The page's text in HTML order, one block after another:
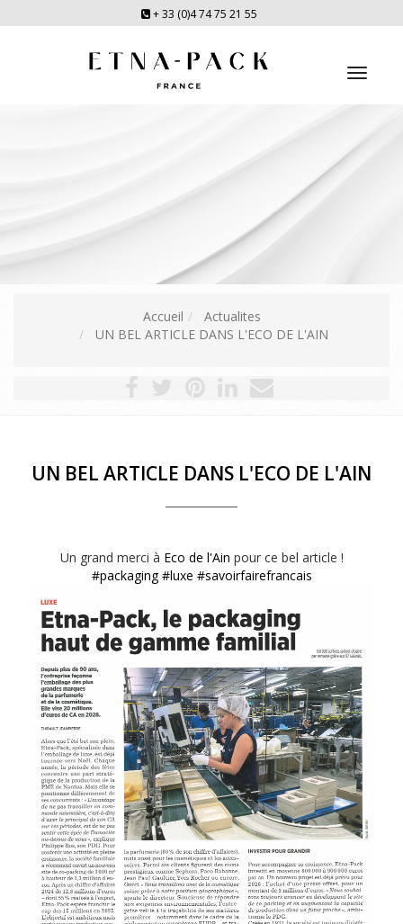
+ 33 (0)4 74 75 21 55
Accueil
Actualites
UN BEL ARTICLE DANS L'ECO DE L'AIN
UN BEL ARTICLE DANS L'ECO DE L'AIN
Un grand merci à Eco de l'Ain pour ce bel article !
#packaging #luxe #savoirfairefrancais